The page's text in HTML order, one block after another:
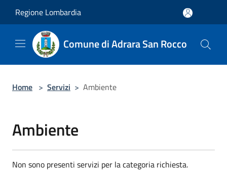
Regione Lombardia
Comune di Adrara San Rocco
Home > Servizi > Ambiente
Ambiente
Non sono presenti servizi per la categoria richiesta.